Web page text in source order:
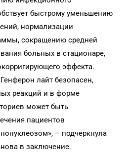
быстрому уменьшению
нормализации
сокращению средней
больных в стационаре,
эффекта.
лайт безопасен,
реакций и в форме
может быть
пациентов
– подчеркнула
в заключение.